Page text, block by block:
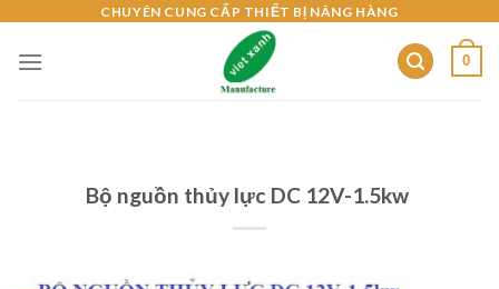
content
CHUYÊN CUNG CẤP THIẾT BỊ NÂNG HÀNG
0
Bộ nguồn thủy lực DC 12V-1.5kw